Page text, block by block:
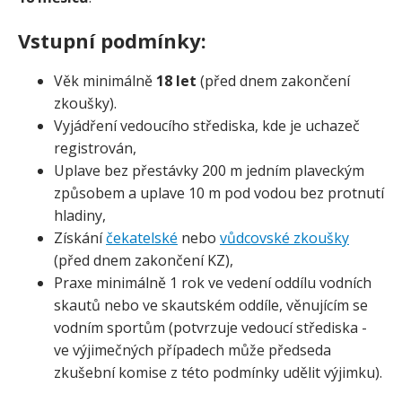
Vstupní podmínky:
Věk minimálně 18 let (před dnem zakončení
zkoušky).
Vyjádření vedoucího střediska, kde je uchazeč
registrován,
Uplave bez přestávky 200 m jedním plaveckým
způsobem a uplave 10 m pod vodou bez protnutí
hladiny,
Získáníčekatelské nebo vůdcovské zkoušky
(před dnem zakončení KZ),
Praxe minimálně 1 rok ve vedení oddílu vodních
skautů nebo ve skautském oddíle, věnujícím se
vodním sportům (potvrzuje vedoucí střediska -
ve výjimečných případech může předseda
zkušební komise z této podmínky udělit výjimku).